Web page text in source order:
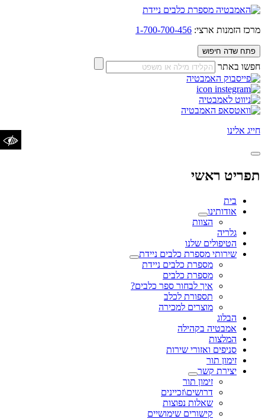
הגדלת טקסט
הקטנת
טקסט
איפוס טקסט
ניגודיות כהה
הדגשת כותרות
שנה לגופן נגיש/קריא
מרכז הזמנות ארצי: 1-700-700-456
פתח שדה חיפוש
חפשו באתר
חייג אלינו
תפריט ראשי
בית
אודותינו
הצוות
גלריה
הטיפולים שלנו
שירותי מספרת כלבים ניידת
מספרת כלבים ניידת
מספרת כלבים
איך לבחור ספר כלבים?
תספורת לכלב
מוצרים למכירה
הבלוג
אמבטיה בקהילה
המלצות
סניפים ואזורי שירות
זימון תור
יצירת קשר
זימון תור
דרושים\זכיינים
שאלות נפוצות
קישורים שימושיים